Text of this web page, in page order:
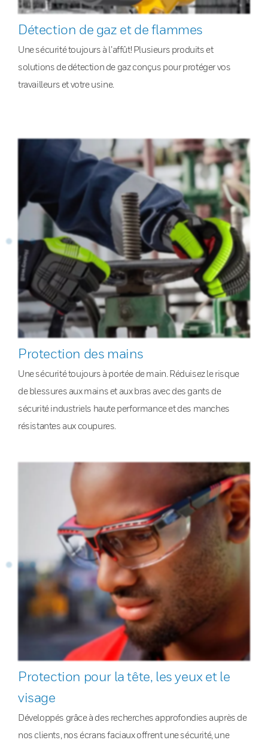
Détection de gaz et de flammes
Une sécurité toujours à l’affût! Plusieurs produits et
solutions de détection de gaz conçus pour protéger vos
travailleurs et votre usine.
Protection des mains
Une sécurité toujours à portée de main. Réduisez le risque
de blessures aux mains et aux bras avec des gants de
sécurité industriels haute performance et des manches
résistantes aux coupures.
Protection pour la tête, les yeux et le
visage
Développés grâce à des recherches approfondies auprès de
nos clients, nos écrans faciaux offrent une sécurité, une